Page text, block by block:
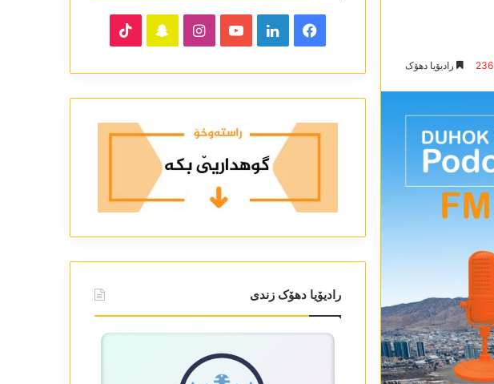
236 رادیۆیا دھۆک
Facebook
LinkedIn
YouTube
Instagram
Snapchat
رادیۆیا دھۆک زندی